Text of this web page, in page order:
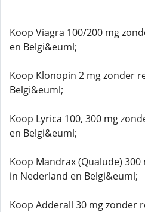
Koop Viagra 100/200 mg
en Belgi&euml;
Koop Klonopin 2 mg zonder
Belgi&euml;
Koop Lyrica 100, 300 mg
en Belgi&euml;
Koop Mandrax (Qualude)
in Nederland en Belgi&euml;
Koop Adderall 30 mg zonder